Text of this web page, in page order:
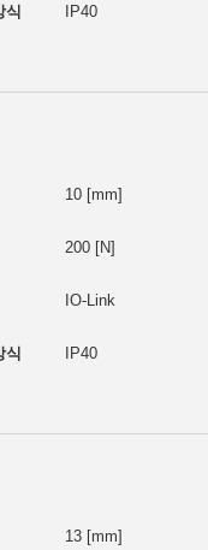
IP40
10 [mm]
200 [N]
IO-Link
IP40
13 [mm]